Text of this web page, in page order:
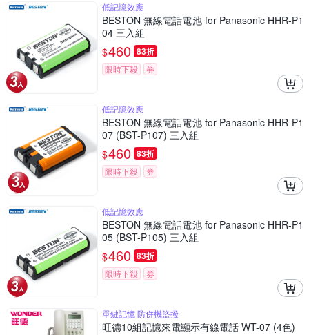
低記憶效應
BESTON 無線電話電池 for Panasonic HHR-P1
04 三入組
$460 83折
限時下殺 券
低記憶效應
BESTON 無線電話電池 for Panasonic HHR-P1
07 (BST-P107) 三入組
$460 83折
限時下殺 券
低記憶效應
BESTON 無線電話電池 for Panasonic HHR-P1
05 (BST-P105) 三入組
$460 83折
限時下殺 券
單鍵記憶 防併機盜撥
旺德10組記憶來電顯示有線電話 WT-07 (4色)